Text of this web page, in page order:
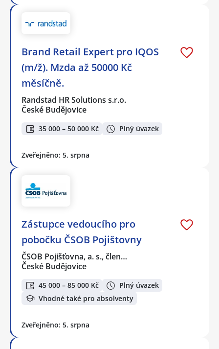
Brand Retail Expert pro IQOS
(m/ž). Mzda až 50000 Kč
měsíčně.
Randstad HR Solutions s.r.o.
České Budějovice
35 000 – 50 000 Kč Plný úvazek
Zveřejněno: 5. srpna
Zástupce vedoucího pro
pobočku ČSOB Pojištovny
ČSOB Pojišťovna, a. s., člen…
České Budějovice
45 000 – 85 000 Kč
Plný úvazek
Vhodné také pro absolventy
Zveřejněno: 5. srpna